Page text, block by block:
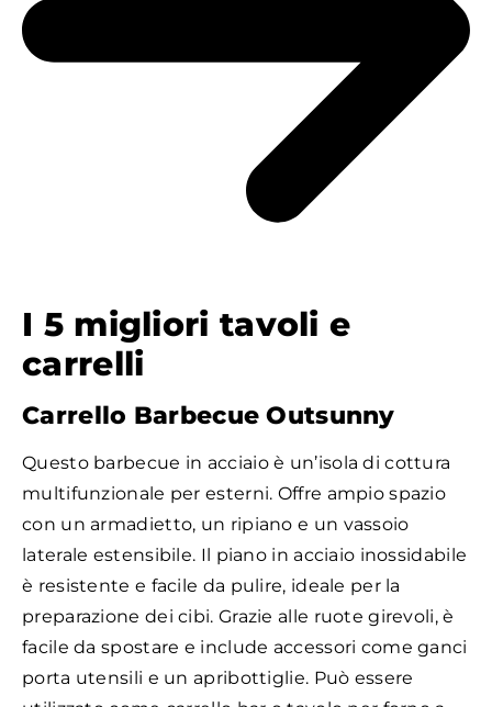
I 5 migliori tavoli e
carrelli
Carrello Barbecue Outsunny
Questo barbecue in acciaio è un’isola di cottura
multifunzionale per esterni. Offre ampio spazio
con un armadietto, un ripiano e un vassoio
laterale estensibile. Il piano in acciaio inossidabile
è resistente e facile da pulire, ideale per la
preparazione dei cibi. Grazie alle ruote girevoli, è
facile da spostare e include accessori come ganci
porta utensili e un apribottiglie. Può essere